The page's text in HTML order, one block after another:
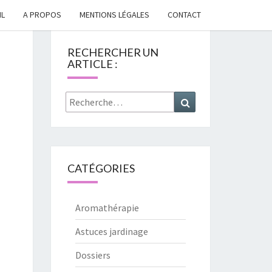
A PROPOS MENTIONS LÉGALES CONTACT
RECHERCHER UN
ARTICLE :
Rechercher :
CATÉGORIES
Aromathérapie
Astuces jardinage
Dossiers
ENVOYEZ MOI L'EBOOK x